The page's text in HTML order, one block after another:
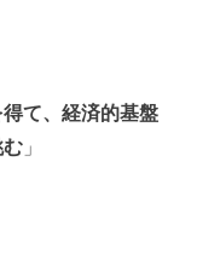
て、経済的基盤
む 」